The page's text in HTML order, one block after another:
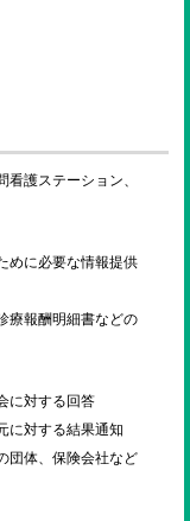
護ステーション、
めに必要な情報提供
療報酬明細書などの
に対する回答
に対する結果通知
団体、保険会社など